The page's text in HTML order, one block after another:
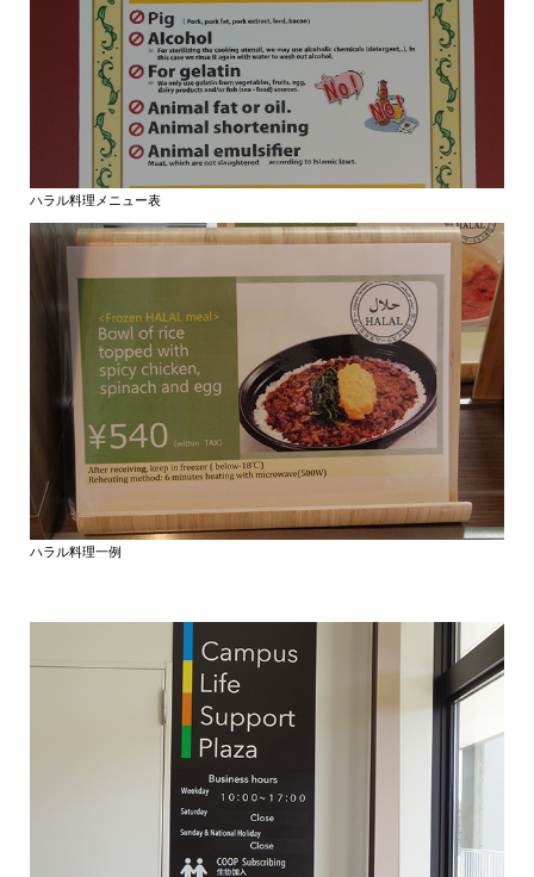
ハラル料理メニュー表
ハラル料理一例